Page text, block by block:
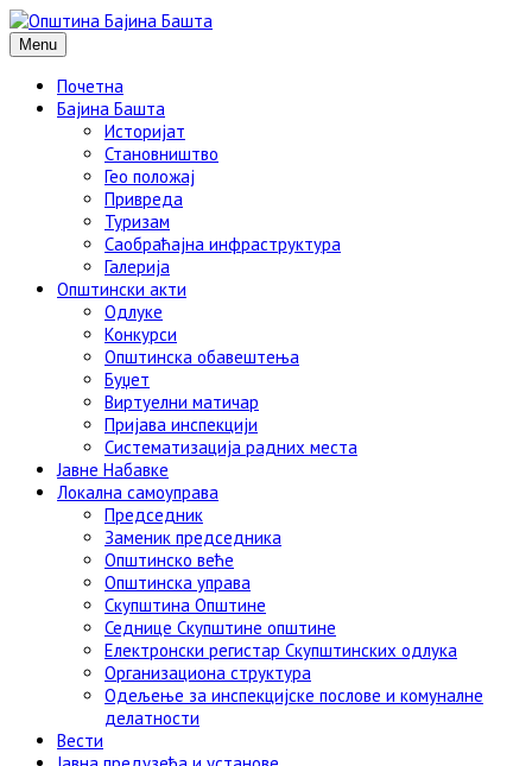
Menu
Почетна
Бајина Башта
Историјат
Становништво
Гео положај
Привреда
Туризам
Саобраћајна инфраструктура
Галерија
Општински акти
Одлуке
Конкурси
Општинска обавештења
Буџет
Виртуелни матичар
Пријава инспекцији
Систематизација радних места
Јавне Набавке
Локална самоуправа
Председник
Заменик председника
Општинско веће
Општинска управа
Скупштина Општине
Седнице Скупштине општине
Електронски регистар Скупштинских одлука
Организациона структура
Одељење за инспекцијске послове и комуналне
делатности
Вести